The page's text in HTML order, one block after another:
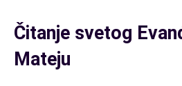
Čitanje svetog
Mateju